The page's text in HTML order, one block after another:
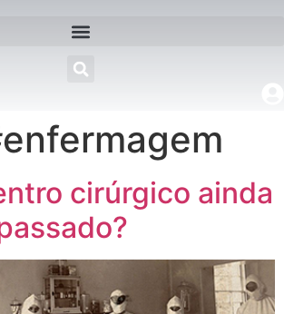
cirúrgico ainda